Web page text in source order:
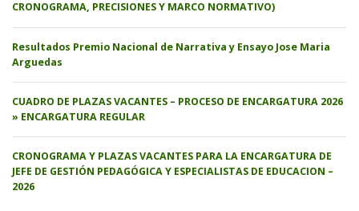
CRONOGRAMA, PRECISIONES Y MARCO NORMATIVO)
Resultados Premio Nacional de Narrativa y Ensayo Jose Maria
Arguedas
CUADRO DE PLAZAS VACANTES – PROCESO DE ENCARGATURA 2026
» ENCARGATURA REGULAR
CRONOGRAMA Y PLAZAS VACANTES PARA LA ENCARGATURA DE
JEFE DE GESTIÓN PEDAGÓGICA Y ESPECIALISTAS DE EDUCACION –
2026